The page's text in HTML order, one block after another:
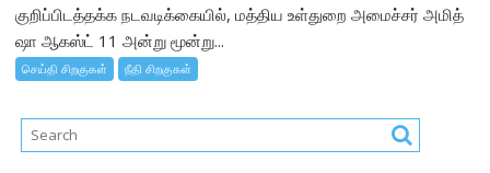
குறிப்பிடத்தக்க நடவடிக்கையில், மத்திய உள்துறை அமைச்சர் அமித்
ஷா ஆகஸ்ட் 11 அன்று மூன்று...
செய்தி சிறகுகள் நீதி சிறகுகள்